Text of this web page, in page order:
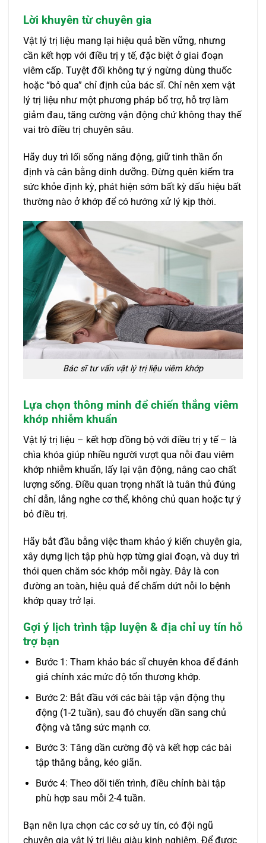
Lời khuyên từ chuyên gia
Vật lý trị liệu mang lại hiệu quả bền vững, nhưng
cần kết hợp với điều trị y tế, đặc biệt ở giai đoạn
viêm cấp. Tuyệt đối không tự ý ngừng dùng thuốc
hoặc “bỏ qua” chỉ định của bác sĩ. Chỉ nên xem vật
lý trị liệu như một phương pháp bổ trợ, hỗ trợ làm
giảm đau, tăng cường vận động chứ không thay thế
vai trò điều trị chuyên sâu.
Hãy duy trì lối sống năng động, giữ tinh thần ổn
định và cân bằng dinh dưỡng. Đừng quên kiểm tra
sức khỏe định kỳ, phát hiện sớm bất kỳ dấu hiệu bất
thường nào ở khớp để có hướng xử lý kịp thời.
Bác sĩ tư vấn vật lý trị liệu viêm khớp
Lựa chọn thông minh để chiến thắng viêm
khớp nhiễm khuẩn
Vật lý trị liệu – kết hợp đồng bộ với điều trị y tế – là
chìa khóa giúp nhiều người vượt qua nỗi đau viêm
khớp nhiễm khuẩn, lấy lại vận động, nâng cao chất
lượng sống. Điều quan trọng nhất là tuân thủ đúng
chỉ dẫn, lắng nghe cơ thể, không chủ quan hoặc tự ý
bỏ điều trị.
Hãy bắt đầu bằng việc tham khảo ý kiến chuyên gia,
xây dựng lịch tập phù hợp từng giai đoạn, và duy trì
thói quen chăm sóc khớp mỗi ngày. Đây là con
đường an toàn, hiệu quả để chấm dứt nỗi lo bệnh
khớp quay trở lại.
Gợi ý lịch trình tập luyện & địa chỉ uy tín hỗ
trợ bạn
Bước 1: Tham khảo bác sĩ chuyên khoa để đánh
giá chính xác mức độ tổn thương khớp.
Bước 2: Bắt đầu với các bài tập vận động thụ
động (1-2 tuần), sau đó chuyển dần sang chủ
động và tăng sức mạnh cơ.
Bước 3: Tăng dần cường độ và kết hợp các bài
tập thăng bằng, kéo giãn.
Bước 4: Theo dõi tiến trình, điều chỉnh bài tập
phù hợp sau mỗi 2-4 tuần.
Bạn nên lựa chọn các cơ sở uy tín, có đội ngũ
chuyên gia vật lý trị liệu giàu kinh nghiệm. Để được